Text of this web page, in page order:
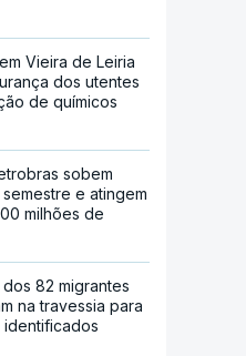
Vieira de Leiria
dos utentes
de químicos
sobem
semestre e atingem
milhões de
82 migrantes
na travessia para
identificados